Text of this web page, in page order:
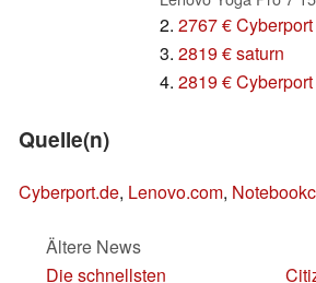
2. 2767 €
3. 2819 € saturn
4. 2819 €
Quelle(n)
Cyberport.de, Lenovo.com,
Ältere News
Die schnellsten